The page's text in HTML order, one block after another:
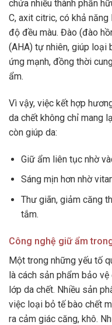
chứa nhiều thành phần
C, axit citric, có khả năng
độ đều màu. Đào (đào
(AHA) tự nhiên, giúp loại
ứng mạnh, đồng thời
ẩm.
Vì vậy, việc kết hợp
da chết không chỉ mang
còn giúp da:
Giữ ẩm liên tục nhờ
Sáng mịn hơn nhờ
Thư giãn, giảm căng
tắm.
Công nghệ giữ ẩm
Một trong những yếu tố
là cách sản phẩm bảo
lớp da chết. Nhiều sản
việc loại bỏ tế bào chết
ra cảm giác căng, khô.